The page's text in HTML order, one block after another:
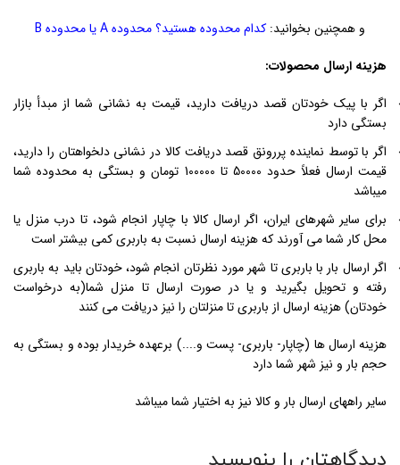
و همچنین بخوانید: کدام محدوده هستید؟ محدوده A یا محدوده B
هزینه ارسال محصولات:
اگر با پیک خودتان قصد دریافت دارید، قیمت به نشانی شما از مبدأ بازار
بستگی دارد
اگر با توسط نماینده پررونق قصد دریافت کالا در نشانی دلخواهتان را دارید،
قیمت ارسال فعلاً حدود 50000 تا 100000 تومان و بستگی به محدوده شما
میباشد
برای سایر شهرهای ایران، اگر ارسال کالا با چاپار انجام شود، تا درب منزل یا
محل کار شما می آورند که هزینه ارسال نسبت به باربری کمی بیشتر است
اگر ارسال بار با باربری تا شهر مورد نظرتان انجام شود، خودتان باید به باربری
رفته و تحویل بگیرید و یا در صورت ارسال تا منزل شما(به درخواست
خودتان) هزینه ارسال از باربری تا منزلتان را نیز دریافت می کنند
هزینه ارسال ها (چاپار- باربری- پست و....) برعهده خریدار بوده و بستگی به
حجم بار و نیز شهر شما دارد
سایر راههای ارسال بار و کالا نیز به اختیار شما میباشد